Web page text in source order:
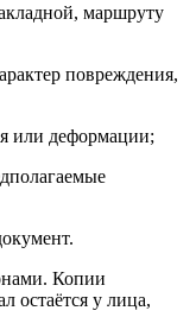
маршруту
повреждения,
или деформации;
Копии
остаётся у лица,